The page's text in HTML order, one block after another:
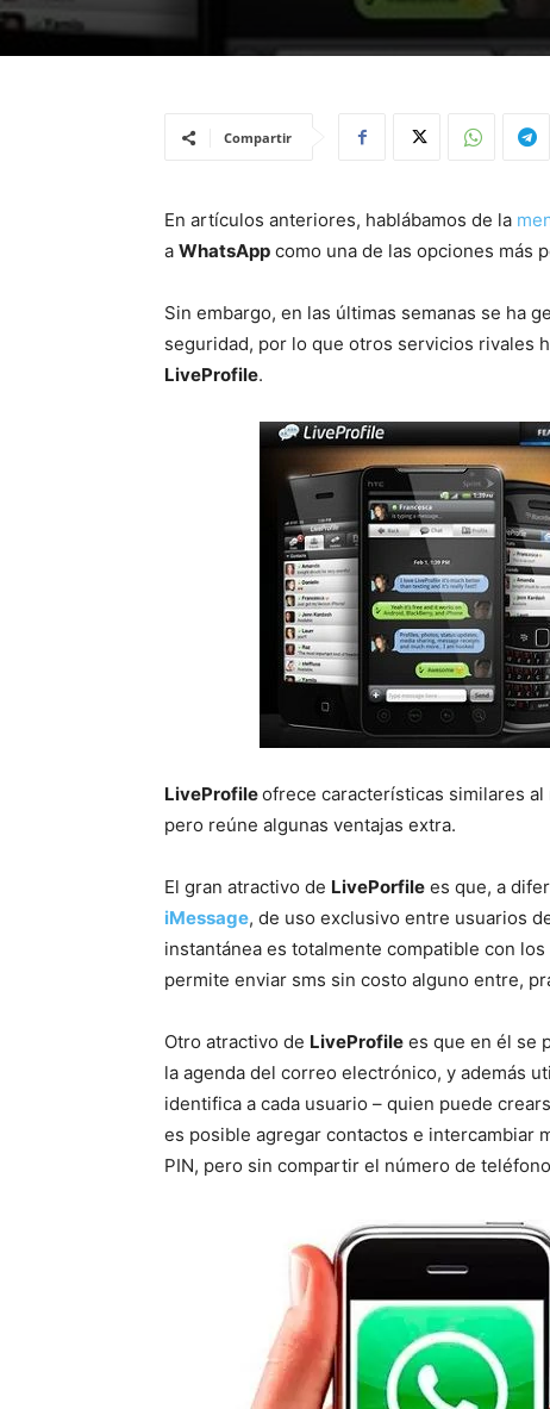
Compartir
En artículos anteriores, hablábamos de la
a WhatsApp como una de las opciones más
Sin embargo, en las últimas semanas se ha
seguridad, por lo que otros servicios rivales
LiveProfile.
LiveProfileofrece características similares
pero reúne algunas ventajas extra.
El gran atractivo de LivePorfile es que, a
iMessage, de uso exclusivo entre usuarios
instantánea es totalmente compatible con los
permite enviar sms sin costo alguno entre,
Otro atractivo de LiveProfile es que en él se
la agenda del correo electrónico, y además
identifica a cada usuario – quien puede
es posible agregar contactos e intercambiar
PIN, pero sin compartir el número de